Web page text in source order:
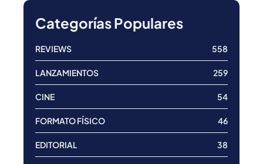
Categorías Populares
REVIEWS 558
LANZAMIENTOS 259
CINE 54
FORMATO FÍSICO 46
EDITORIAL 38